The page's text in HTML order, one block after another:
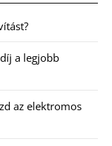
a legjobb
az elektromos